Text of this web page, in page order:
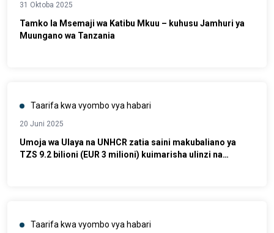
31 Oktoba 2025
Tamko la Msemaji wa Katibu Mkuu – kuhusu Jamhuri ya
Muungano wa Tanzania
Taarifa kwa vyombo vya habari
20 Juni 2025
Umoja wa Ulaya na UNHCR zatia saini makubaliano ya
TZS 9.2 bilioni (EUR 3 milioni) kuimarisha ulinzi na
Taarifa kwa vyombo vya habari